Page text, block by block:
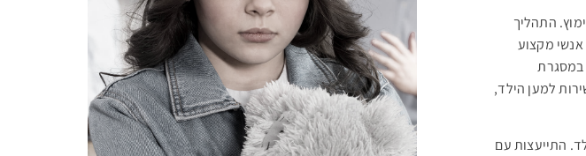
התהליך
אנשי מקצוע
במסגרת
למען הילד,
התייעצות עם